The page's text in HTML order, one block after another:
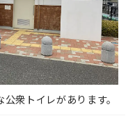
衆トイレがあります。